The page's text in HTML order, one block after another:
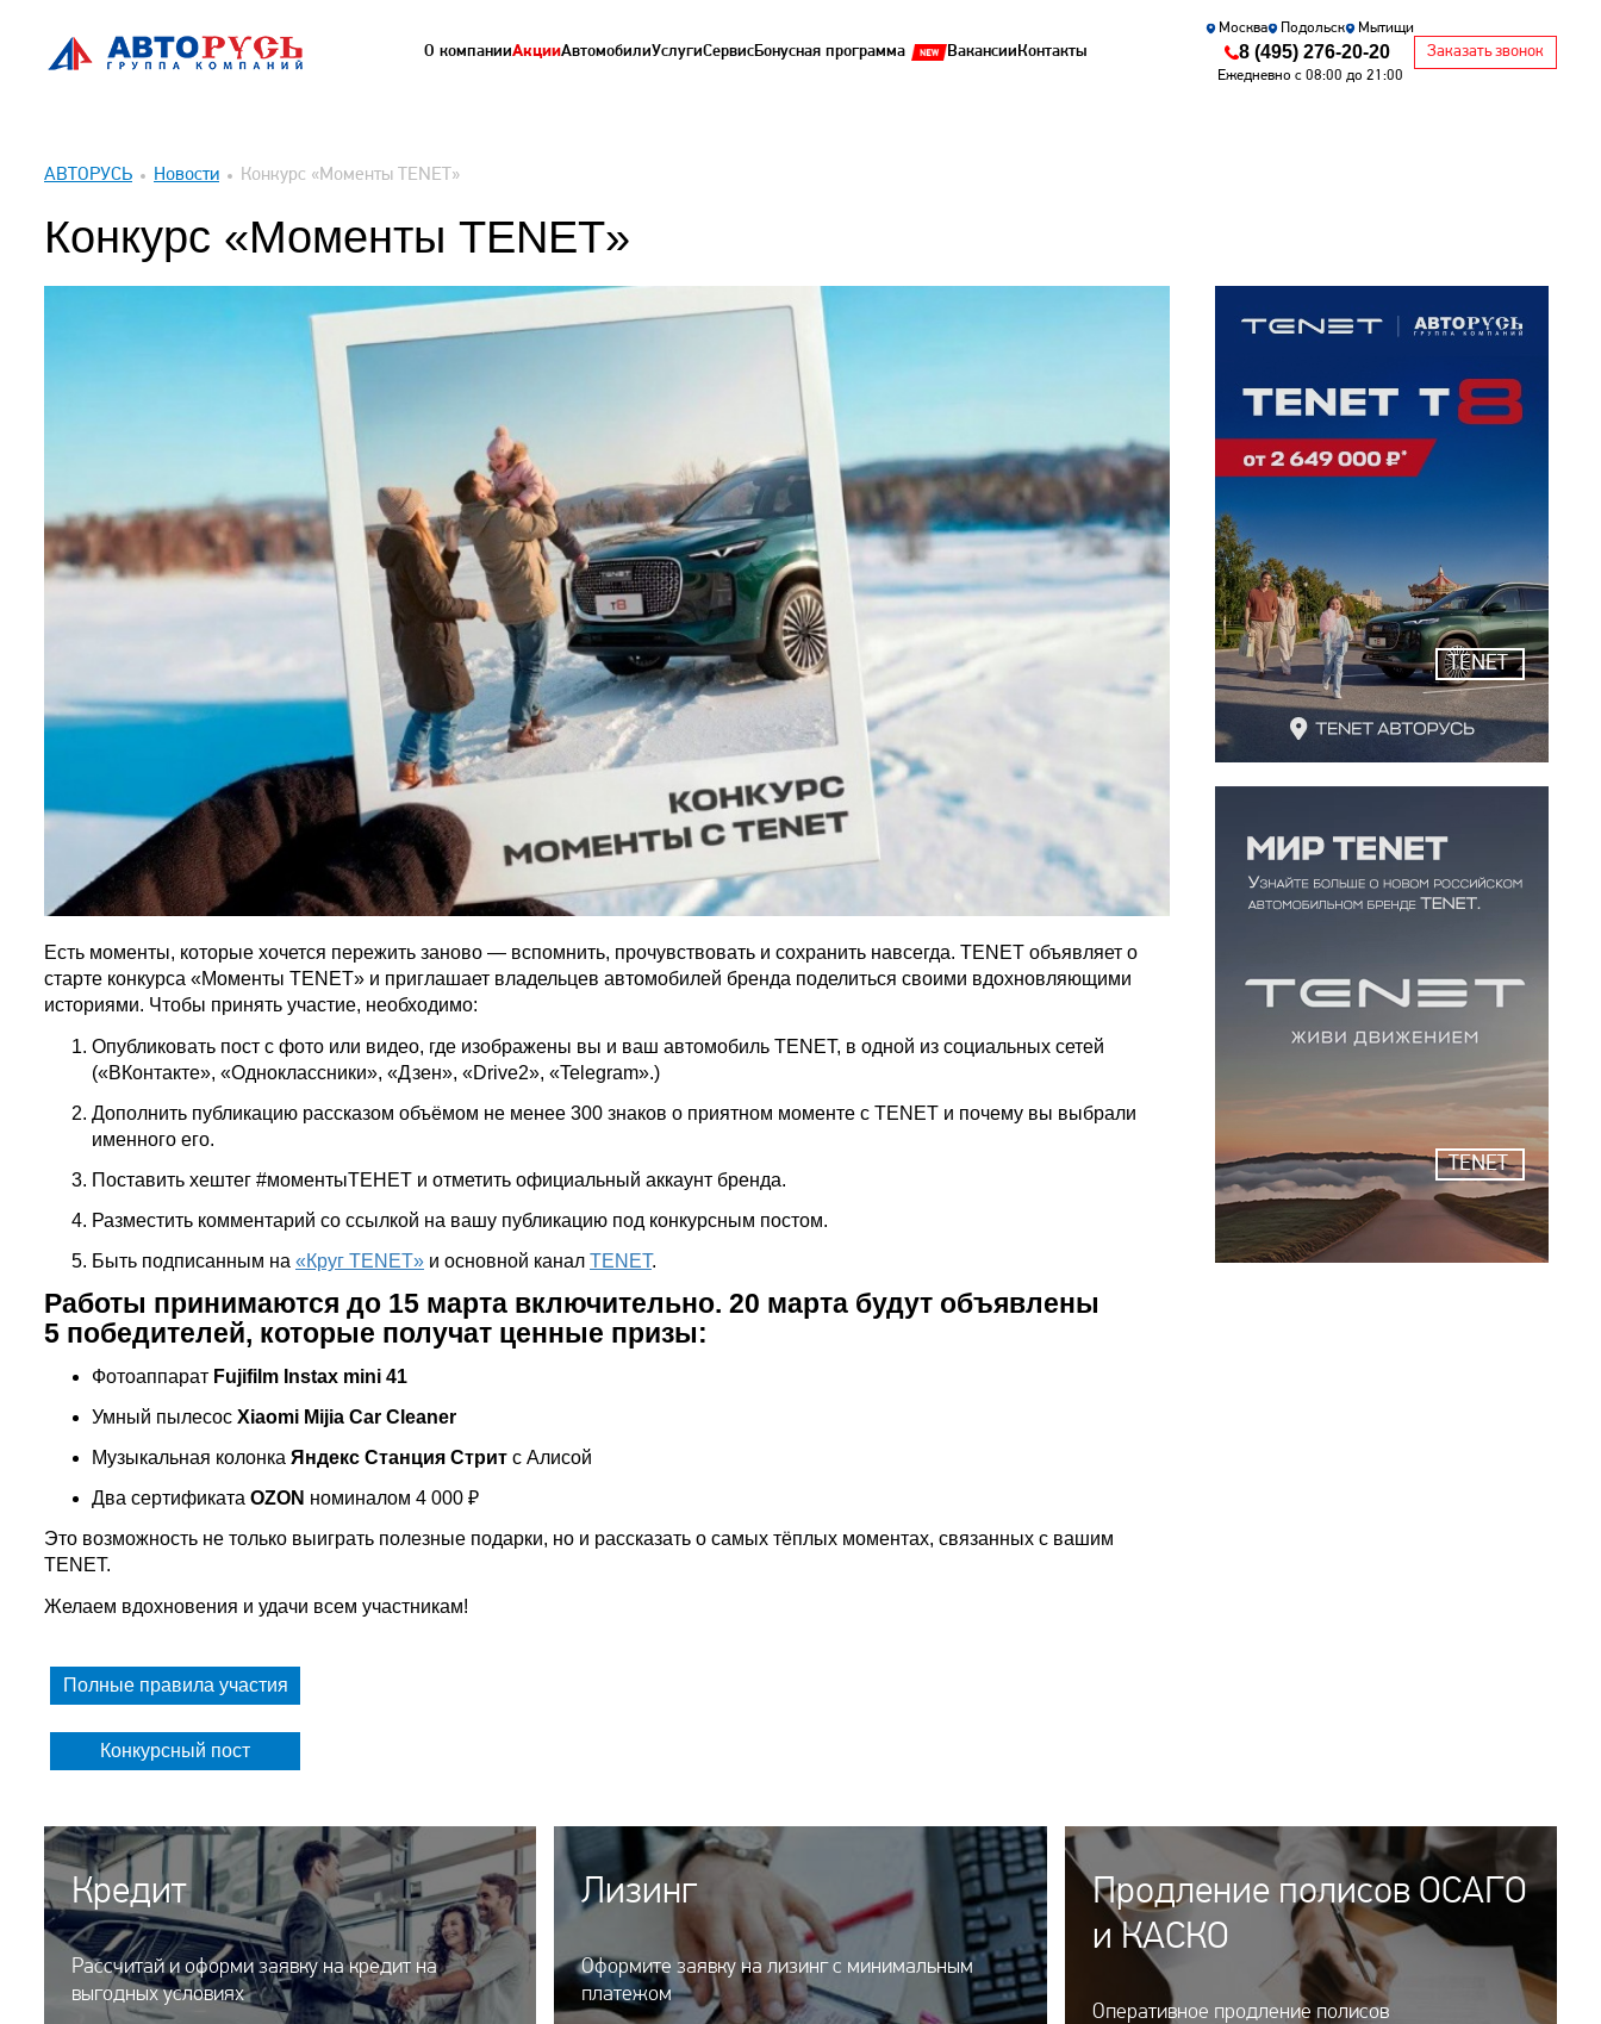
О компанииАкцииАвтомобилиУслугиСервисБонусная программа ВакансииКонтакты
Москва Подольск Мытищи
8 (495) 276-20-20
Ежедневно с 08:00 до 21:00
Заказать звонок
АВТОРУСЬ Новости Конкурс «Моменты TENET»
Конкурс «Моменты TENET»
Есть моменты, которые хочется пережить заново — вспомнить, прочувствовать и сохранить навсегда. TENET объявляет о
старте конкурса «Моменты TENET» и приглашает владельцев автомобилей бренда поделиться своими вдохновляющими
историями. Чтобы принять участие, необходимо:
Опубликовать пост с фото или видео, где изображены вы и ваш автомобиль TENET, в одной из социальных сетей
(«ВКонтакте», «Одноклассники», «Дзен», «Drive2», «Telegram».)
Дополнить публикацию рассказом объёмом не менее 300 знаков о приятном моменте с TENET и почему вы выбрали
именного его.
Поставить хештег #моментыТЕНЕТ и отметить официальный аккаунт бренда.
Разместить комментарий со ссылкой на вашу публикацию под конкурсным постом.
Быть подписанным на «Круг TENET» и основной канал TENET.
Работы принимаются до 15 марта включительно. 20 марта будут объявлены
5 победителей, которые получат ценные призы:
Фотоаппарат Fujifilm Instax mini 41
Умный пылесос Xiaomi Mijia Car Cleaner
Музыкальная колонка Яндекс Станция Стрит с Алисой
Два сертификата OZON номиналом 4 000 ₽
Это возможность не только выиграть полезные подарки, но и рассказать о самых тёплых моментах, связанных с вашим
TENET.
Желаем вдохновения и удачи всем участникам!
Полные правила участия
Конкурсный пост
TENET
TENET
Кредит
Рассчитай и оформи заявку на кредит на
выгодных условиях
Лизинг
Оформите заявку на лизинг с минимальным
платежом
Продление полисов ОСАГО
и КАСКО
Оперативное продление полисов